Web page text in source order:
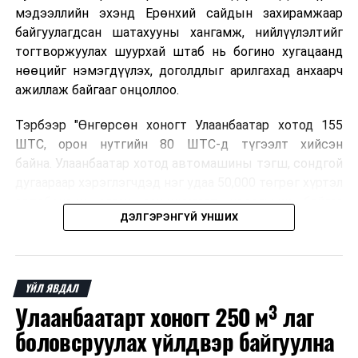
мэдээллийн эхэнд Ерөнхий сайдын захирамжаар
байгуулагдсан шатахууны хангамж, нийлүүлэлтийг
тогтворжуулах шуурхай штаб нь богино хугацаанд
нөөцийг нэмэгдүүлэх, доголдлыг арилгахад анхаарч
ажиллаж байгааг онцоллоо.
Тэрбээр "Өнгөрсөн хоногт Улаанбаатар хотод 155
ШТС, орон нутгийн 80 ШТС-д түгээлт хийсэн
байна. Улаанбаатар хотод автомашины тэгш, сондгой
автобензин олгох зохицуулалт хэрэгжиж байгаа
бөгөөд зөөврийн саванд олгохгүй. Энэ нь аюулгүй
сэргийлж буй юм. Орон нутгийн иргэд намрын ургац
хураалт, хадлантай холбоотой ШТС-уудаар зөөврийн
саваар автобензин авч болно. Улаанбаатар хотод
автомашины тэгш, сондгой дугаараар хэрэглэгчдэд
нэг удаа 50,000 төгрөг хүртэл автобензин олгох
ДЭЛГЭРЭНГҮЙ УНШИХ
ҮЙЛ ЯВДАЛ
Улаанбаатарт хоногт 250 м³ лаг
боловсруулах үйлдвэр байгуулна